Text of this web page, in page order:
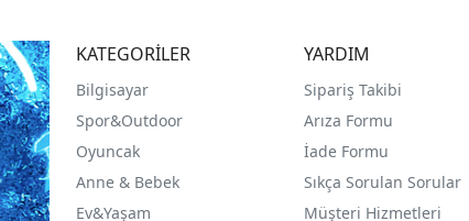
KATEGORİLER
Bilgisayar
Spor&Outdoor
Oyuncak
Anne & Bebek
Ev&Yaşam
YARDIM
Sipariş Takibi
Arıza Formu
İade Formu
Sıkça Sorulan Sorular
Müşteri Hizmetleri